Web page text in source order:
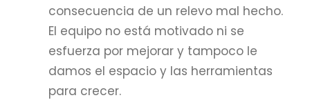
consecuencia de un relevo mal hecho.
El equipo no está motivado ni se
esfuerza por mejorar y tampoco le
damos el espacio y las herramientas
para crecer.